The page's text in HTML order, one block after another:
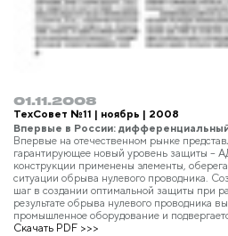
01.11.2008
ТехСовет №11 | ноябрь | 2008
Впервые в России:
Впервые на отечественном рынке
гарантирующее новый уровень защиты –
конструкции применены элементы,
ситуации обрыва нулевого проводника.
шаг в создании оптимальной защиты при
результате обрыва нулевого проводника
промышленное оборудование и
Скачать PDF >>>